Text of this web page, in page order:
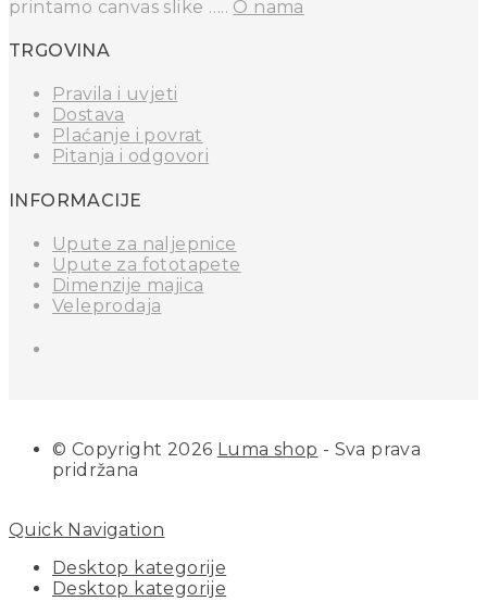
printamo canvas slike ….. O nama
TRGOVINA
Pravila i uvjeti
Dostava
Plaćanje i povrat
Pitanja i odgovori
INFORMACIJE
Upute za naljepnice
Upute za fototapete
Dimenzije majica
Veleprodaja
© Copyright 2026 Luma shop - Sva prava
pridržana
Quick Navigation
Desktop kategorije
Desktop kategorije